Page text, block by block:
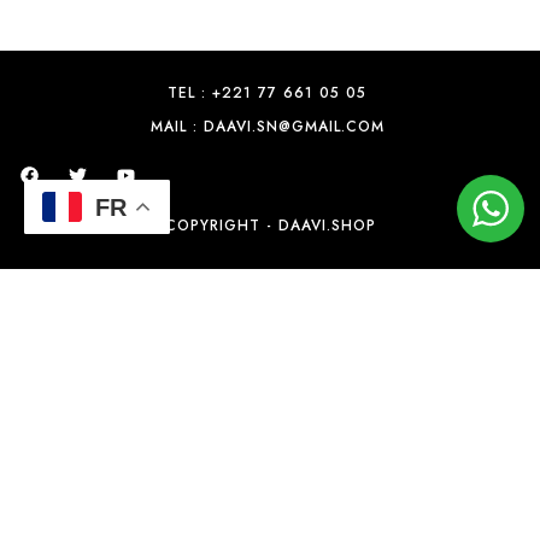
TEL : +221 77 661 05 05
MAIL : DAAVI.SN@GMAIL.COM
COPYRIGHT - DAAVI.SHOP
FR